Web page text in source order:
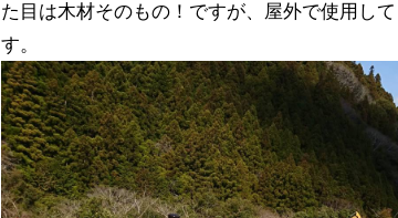
た目は木材そのもの！ですが、屋外で使用し
す。